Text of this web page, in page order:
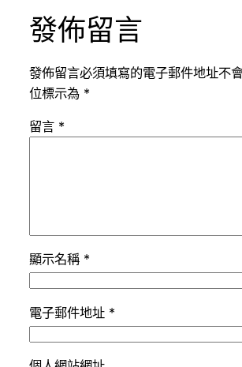
發佈留言
發佈留言必須填寫的電子郵件地址不
位標示為 *
留言 *
顯示名稱 *
電子郵件地址 *